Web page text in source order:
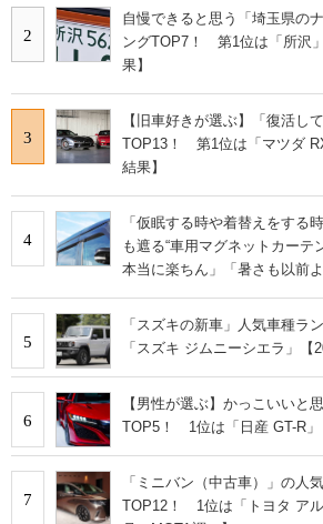
2
自慢できると思う「埼玉県の
ングTOP7！ 第1位は「所沢
果】
3
【旧車好きが選ぶ】「復活し
TOP13！ 第1位は「マツダ
結果】
4
「仮眠する時や着替えをす
も遮る“車用マグネットカー
本当に楽ちん」「暑さも以前
5
「スズキの新車」人気車種
「スズキ ジムニーシエラ」【
6
【男性が選ぶ】かっこいいと
TOP5！ 1位は「日産 GT-R」
7
「ミニバン（中古車）」の人
TOP12！ 1位は「トヨタ ア